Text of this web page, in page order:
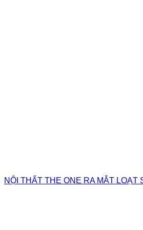
NỘI THẤT THE ONE RA MẮT